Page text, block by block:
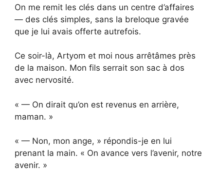
On me remit les clés dans un centre d’affaires
— des clés simples, sans la breloque gravée
que je lui avais offerte autrefois.
Ce soir-là, Artyom et moi nous arrêtâmes près
de la maison. Mon fils serrait son sac à dos
avec nervosité.
« — On dirait qu’on est revenus en arrière,
maman. »
« — Non, mon ange, » répondis-je en lui
prenant la main. « On avance vers l’avenir, notre
avenir. »